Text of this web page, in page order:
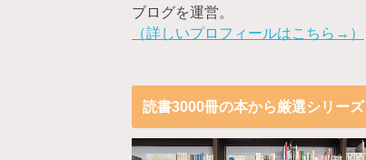
ブログを運営。
（詳しいプロフィールはこちら→）
読書3000冊の本から厳選シリーズ